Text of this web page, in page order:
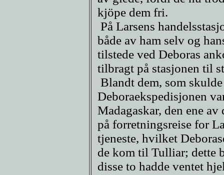
kjöpe dem fri.
På Larsens
både av ham selv og
tilstede ved Deboras
tilbragt på stasjonen til
Blandt dem, som
Deboraekspedisjonen
Madagaskar, den ene
på forretningsreise for
tjeneste, hvilket
de kom til Tulliar; dette
disse to hadde ventet